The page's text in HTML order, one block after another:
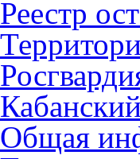
Реестр
Общая